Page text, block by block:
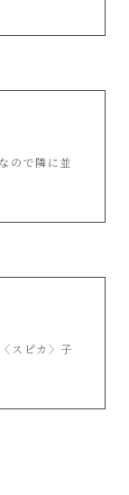
ので隣に並
スピカ〉子